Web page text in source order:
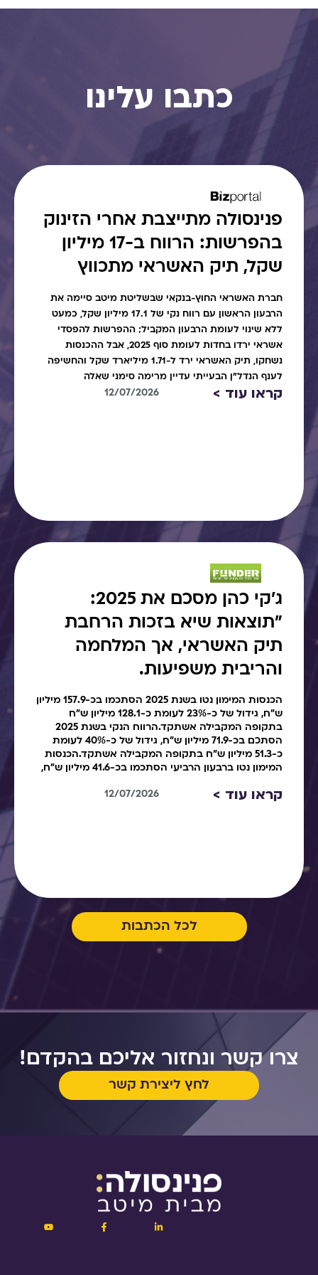
כתבו עלינו
פנינסולה מתייצבת אחרי הזינוק
בהפרשות: הרווח ב-17 מיליון
שקל, תיק האשראי מתכווץ
חברת האשראי החוץ-בנקאי שבשליטת מיטב סיימה את
הרבעון הראשון עם רווח נקי של 17.1 מיליון שקל, כמעט
ללא שינוי לעומת הרבעון המקביל; ההפרשות להפסדי
אשראי ירדו בחדות לעומת סוף 2025, אבל ההכנסות
נשחקו, תיק האשראי ירד ל-1.71 מיליארד שקל והחשיפה
לענף הנדל"ן הבעייתי עדיין מרימה סימני שאלה
קראו עוד > 12/07/2026
ג׳קי כהן מסכם את 2025:
"תוצאות שיא בזכות הרחבת
תיק האשראי, אך המלחמה
והריבית משפיעות.
הכנסות המימון נטו בשנת 2025 הסתכמו בכ-157.9 מיליון
ש"ח, גידול של כ-23% לעומת כ-128.1 מיליון ש"ח
בתקופה המקבילה אשתקד.הרווח הנקי בשנת 2025
הסתכם בכ-71.9 מיליון ש"ח, גידול של כ-40% לעומת
כ-51.3 מיליון ש"ח בתקופה המקבילה אשתקד.הכנסות
המימון נטו ברבעון הרביעי הסתכמו בכ-41.6 מיליון ש"ח,
קראו עוד > 12/07/2026
לכל הכתבות
צרו קשר ונחזור אליכם בהקדם!
לחץ ליצירת קשר